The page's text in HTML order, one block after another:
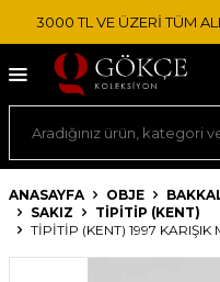
3000 TL VE ÜZERİ TÜM
ANASAYFA OBJE
SAKIZ
TIPITIP (KENT)
TİPİTİP (KENT) 1997 KARIŞIK